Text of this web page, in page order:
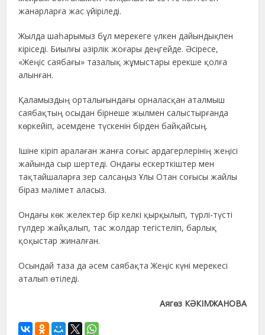
жанарларға жас үйіріледі.
Жылда шаһарымыз бұл мерекеге үлкен дайындықпен
кіріседі. Биылғы әзірлік жоғары деңгейде. Әсіресе,
«Жеңіс саябағы» тазалық жұмыстары ерекше қолға
алынған.
Қаламыздың орталығындағы орналасқан аталмыш
саябақтың осыдан бірнеше жылмен салыстырғанда
көркейіп, әсемдене түскенін бірден байқайсың.
Ішіне кіріп аралаған жанға соғыс ардагерлерінің жеңісі
жайында сыр шертеді. Ондағы ескерткіштер мен
тақтайшаларға зер салсаңыз Ұлы Отан соғысы жайлы
біраз мәлімет аласыз.
Ондағы көк желектер бір келкі қырқылып, түрлі-түсті
гүлдер жайқалып, тас жолдар тегістеліп, барлық
қоқыстар жиналған.
Осындай таза да әсем саябақта Жеңіс күні мерекесі
аталып өтіледі.
Аягөз КӘКІМЖАНОВА